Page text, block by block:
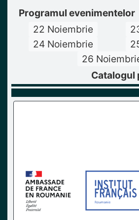
Programul evenimentelor
22 Noiembrie
24 Noiembrie
26